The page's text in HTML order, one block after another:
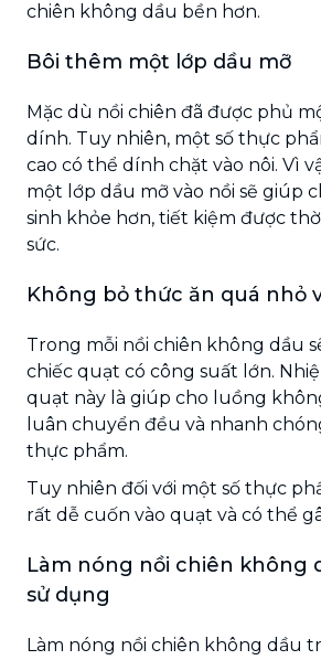
chiên không dầu bền hơn.
Bôi thêm một lớp dầu mỡ
Mặc dù nồi chiên đã được phủ
dính. Tuy nhiên, một số thực
cao có thể dính chặt vào nôi. Vì
một lớp dầu mỡ vào nồi sẽ giúp
sinh khỏe hơn, tiết kiệm được
sức.
Không bỏ thức ăn quá nhỏ
Trong mỗi nồi chiên không dầu
chiếc quạt có công suất lớn.
quạt này là giúp cho luồng
luân chuyển đều và nhanh
thực phẩm.
Tuy nhiên đối với một số thực
rất dễ cuốn vào quạt và có thể
Làm nóng nồi chiên không
sử dụng
Làm nóng nồi chiên không dầu